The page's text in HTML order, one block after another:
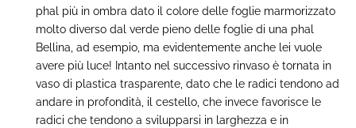
phal più in ombra dato il colore delle foglie marmorizzato
molto diverso dal verde pieno delle foglie di una phal
Bellina, ad esempio, ma evidentemente anche lei vuole
avere più luce! Intanto nel successivo rinvaso è tornata in
vaso di plastica trasparente, dato che le radici tendono ad
andare in profondità, il cestello, che invece favorisce le
radici che tendono a svilupparsi in larghezza e in